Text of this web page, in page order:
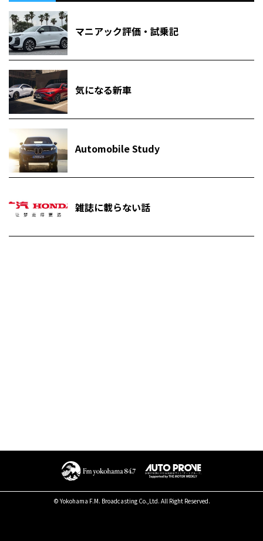
マニアック評価・試乗記
気になる新車
Automobile Study
雑誌に載らない話
© Yokohama F.M. Broadcasting Co.,Ltd. All Right Reserved.